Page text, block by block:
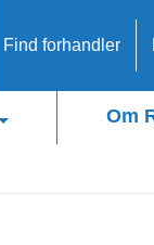
Find forhandler
Om